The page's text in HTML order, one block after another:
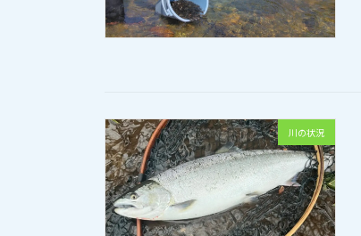
川の状況